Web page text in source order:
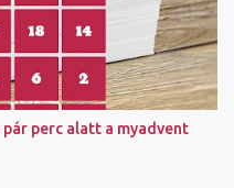
cimkét. Ez tetszett!
is, ahol szerződött
és itt vannak feláras
a csomagot és
de egy átmeneti
szállíttatni. Tudom,
áron, hogy a
perc alatt a myadvent